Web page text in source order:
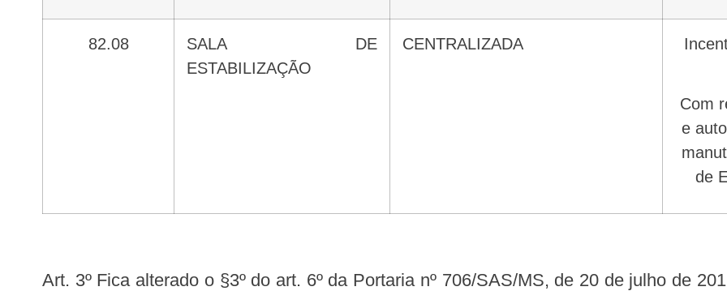
82.08
SALA DE
ESTABILIZAÇÃO
CENTRALIZADA Incentivo de custeio
com repasse regular
e
de
Art. 3º Fica alterado o §3º do art. 6º da Portaria nº 706/SAS/MS, de 20 de julho de 2012, que altera o serviço especializado 140